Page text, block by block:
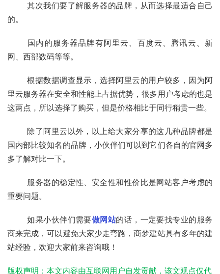
	其次我们要了解服务器的品牌，从而选择最适合自己
的。
网、西部数码等等。
	根据数据调查显示，选择阿里云的用户较多，因为阿
里云服务器在安全和性能上占据优势，很多用户考虑的也是
这两点，所以选择了购买，但是价格相比于同行稍贵一些。
国内部比较知名的品牌，小伙伴们可以到它们各自的官网多
多了解对比一下。
重要问题。
	如果小伙伴们需要
做网站的话，一定要找专业的服务
商来完成，可以避免大家少走弯路，商梦建站具有多年的建
站经验，欢迎大家前来咨询哦！
版权声明：本文内容由互联网用户自发贡献，该文观点仅代